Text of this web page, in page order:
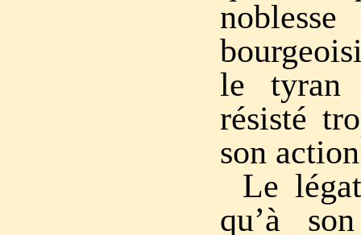
le tyran
résisté
son
Le
qu’à